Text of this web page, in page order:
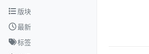
跳转至内容
版块
最新
标签